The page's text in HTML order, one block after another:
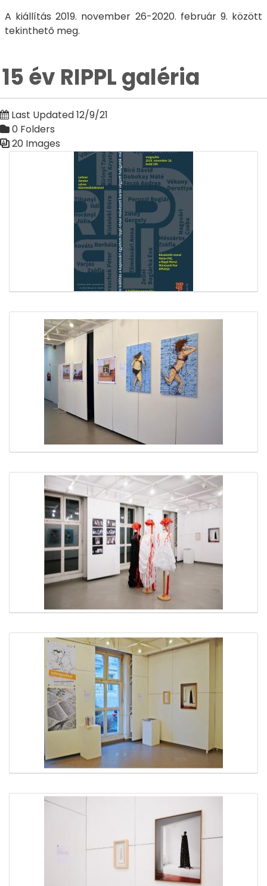
A kiállítás 2019. november 26-2020. február 9. között
tekinthető meg.
15 év RIPPL galéria
Last Updated 12/9/21
0 Folders
20 Images